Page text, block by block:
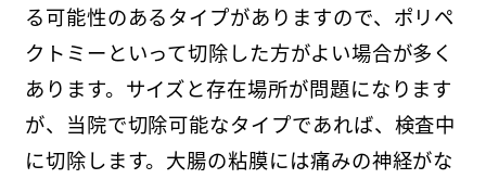
る可能性のあるタイプがありますので、ポリペ
クトミーといって切除した方がよい場合が多く
あります。サイズと存在場所が問題になります
が、当院で切除可能なタイプであれば、検査中
に切除します。大腸の粘膜には痛みの神経がな